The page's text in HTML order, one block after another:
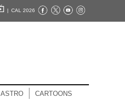
| CAL 2026
ASTRO CARTOONS